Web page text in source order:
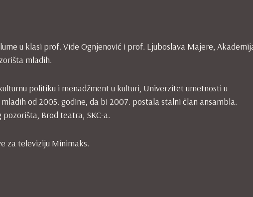
u klasi prof. Vide Ognjenović i prof. Ljuboslava Majere,
mladih.
politiku i menadžment u kulturi, Univerzitet umetnosti u
od 2005. godine, da bi 2007. postala stalni član ansambla.
Brod teatra, SKC-a.
za televiziju Minimaks.